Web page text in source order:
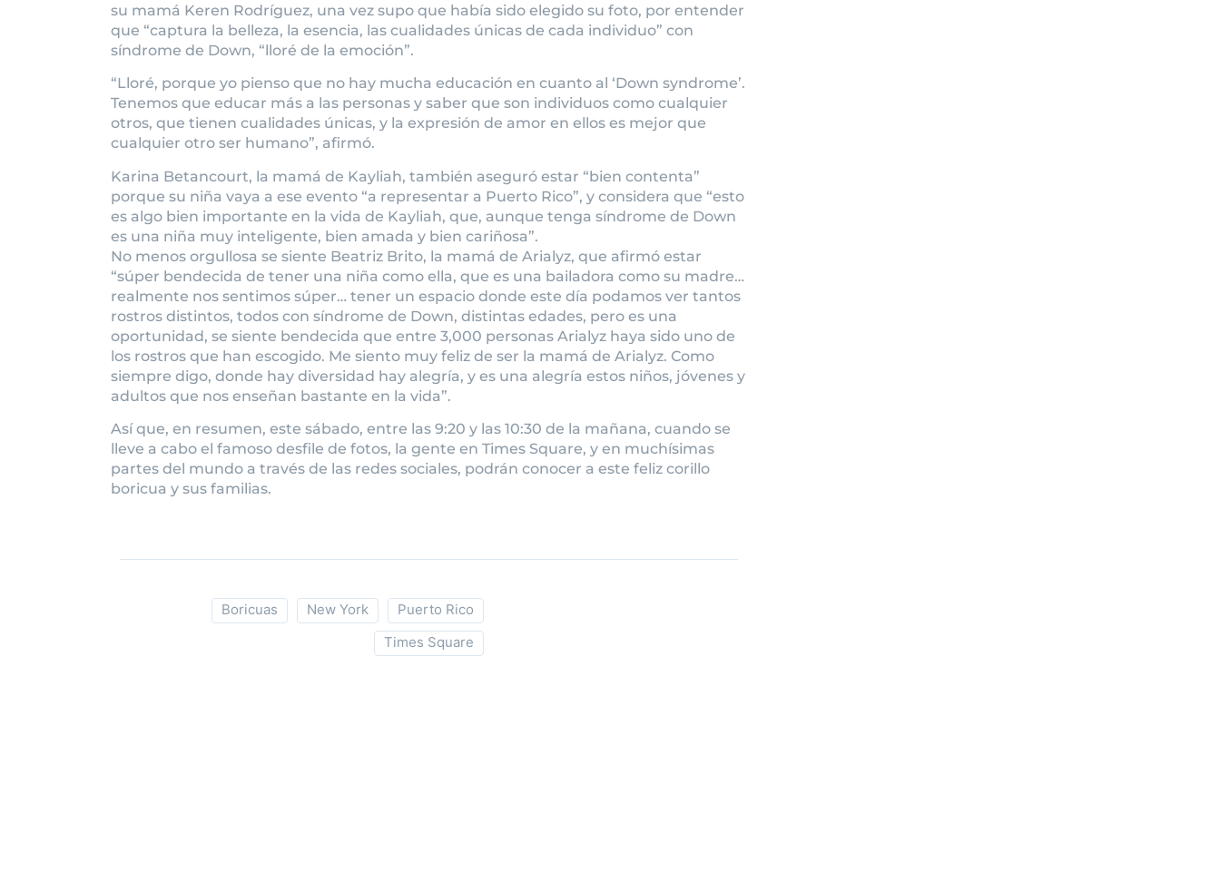
su mamá Keren Rodríguez, una vez supo que había sido elegido su foto, por entender
que “captura la belleza, la esencia, las cualidades únicas de cada individuo” con
síndrome de Down, “lloré de la emoción”.
“Lloré, porque yo pienso que no hay mucha educación en cuanto al ‘Down syndrome’.
Tenemos que educar más a las personas y saber que son individuos como cualquier
otros, que tienen cualidades únicas, y la expresión de amor en ellos es mejor que
cualquier otro ser humano”, afirmó.
Karina Betancourt, la mamá de Kayliah, también aseguró estar “bien contenta”
porque su niña vaya a ese evento “a representar a Puerto Rico”, y considera que “esto
es algo bien importante en la vida de Kayliah, que, aunque tenga síndrome de Down
es una niña muy inteligente, bien amada y bien cariñosa”.
No menos orgullosa se siente Beatriz Brito, la mamá de Arialyz, que afirmó estar
“súper bendecida de tener una niña como ella, que es una bailadora como su madre…
realmente nos sentimos súper… tener un espacio donde este día podamos ver tantos
rostros distintos, todos con síndrome de Down, distintas edades, pero es una
oportunidad, se siente bendecida que entre 3,000 personas Arialyz haya sido uno de
los rostros que han escogido. Me siento muy feliz de ser la mamá de Arialyz. Como
siempre digo, donde hay diversidad hay alegría, y es una alegría estos niños, jóvenes y
adultos que nos enseñan bastante en la vida”.
Así que, en resumen, este sábado, entre las 9:20 y las 10:30 de la mañana, cuando se
lleve a cabo el famoso desfile de fotos, la gente en Times Square, y en muchísimas
partes del mundo a través de las redes sociales, podrán conocer a este feliz corillo
boricua y sus familias.
Boricuas New York
Puerto Rico
Times Square